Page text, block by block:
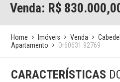
Venda: R$
Home Imóveis Venda
Apartamento
Or60631 92769
CARACTERÍSTICAS